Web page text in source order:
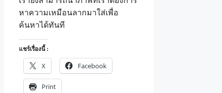
หาความเหมือนลากมาใส่เพื่อ
ค้นหาได้ทันที
แชร์เรื่องนี้ :
X Facebook
Print